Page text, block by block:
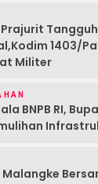
1403/
Militer
BNPB RI,
Malangke